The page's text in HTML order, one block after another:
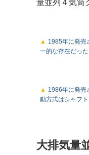
量並列４気筒
1985年に発売
ー的な存在だった
1986年に発売
動方式はシャフ
大排気量